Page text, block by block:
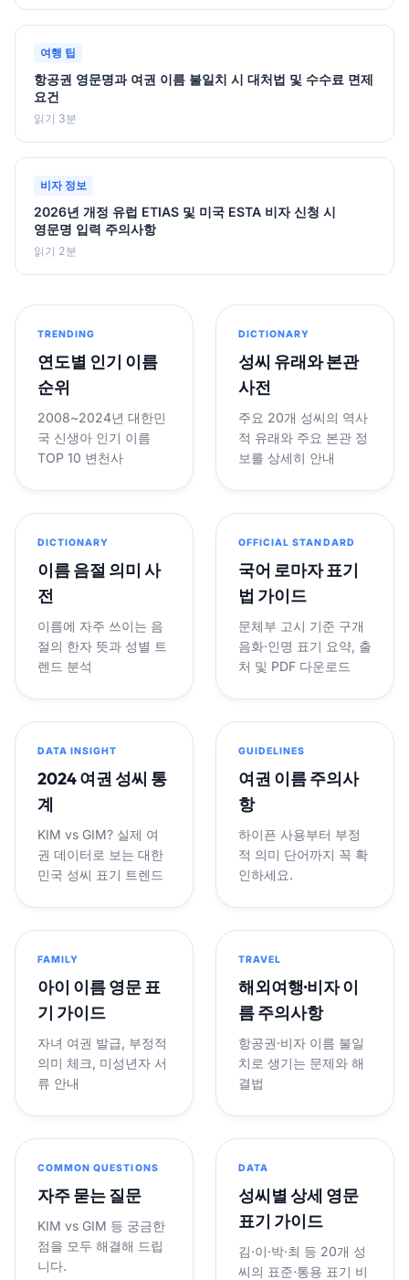
여행 팁
항공권 영문명과 여권 이름 불일치 시 대처법 및 수수료 면제
요건
읽기 3분
비자 정보
2026년 개정 유럽 ETIAS 및 미국 ESTA 비자 신청 시
영문명 입력 주의사항
읽기 2분
TRENDING
연도별 인기 이름
순위
2008~2024년 대한민
국 신생아 인기 이름
TOP 10 변천사
DICTIONARY
성씨 유래와 본관
사전
주요 20개 성씨의 역사
적 유래와 주요 본관 정
보를 상세히 안내
DICTIONARY
이름 음절 의미 사
전
이름에 자주 쓰이는 음
절의 한자 뜻과 성별 트
렌드 분석
OFFICIAL STANDARD
국어 로마자 표기
법 가이드
문체부 고시 기준 구개
음화·인명 표기 요약, 출
처 및 PDF 다운로드
DATA INSIGHT
2024 여권 성씨 통
계
KIM vs GIM? 실제 여
권 데이터로 보는 대한
민국 성씨 표기 트렌드
GUIDELINES
여권 이름 주의사
항
하이픈 사용부터 부정
적 의미 단어까지 꼭 확
인하세요.
FAMILY
아이 이름 영문 표
기 가이드
자녀 여권 발급, 부정적
의미 체크, 미성년자 서
류 안내
TRAVEL
해외여행·비자 이
름 주의사항
항공권·비자 이름 불일
치로 생기는 문제와 해
결법
COMMON QUESTIONS
자주 묻는 질문
KIM vs GIM 등 궁금한
점을 모두 해결해 드립
니다.
DATA
성씨별 상세 영문
표기 가이드
김·이·박·최 등 20개 성
씨의 표준·통용 표기 비